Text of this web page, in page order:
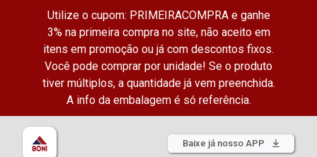
Utilize o cupom: PRIMEIRACOMPRA e ganhe
3% na primeira compra no site, não aceito em
itens em promoção ou já com descontos fixos.
Você pode comprar por unidade! Se o produto
tiver múltiplos, a quantidade já vem preenchida.
A info da embalagem é só referência.
Baixe já nosso APP